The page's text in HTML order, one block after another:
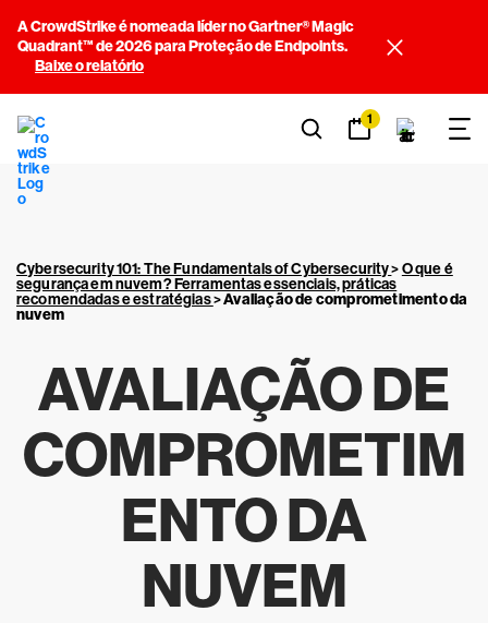
A CrowdStrike é nomeada líder no Gartner® Magic
Quadrant™ de 2026 para Proteção de Endpoints.
Baixe o relatório
1
Cybersecurity 101: The Fundamentals of Cybersecurity>O que é
segurança em nuvem? Ferramentas essenciais, práticas
recomendadas e estratégias>Avaliação de comprometimento da
nuvem
AVALIAÇÃO DE
COMPROMETIM
ENTO DA
NUVEM